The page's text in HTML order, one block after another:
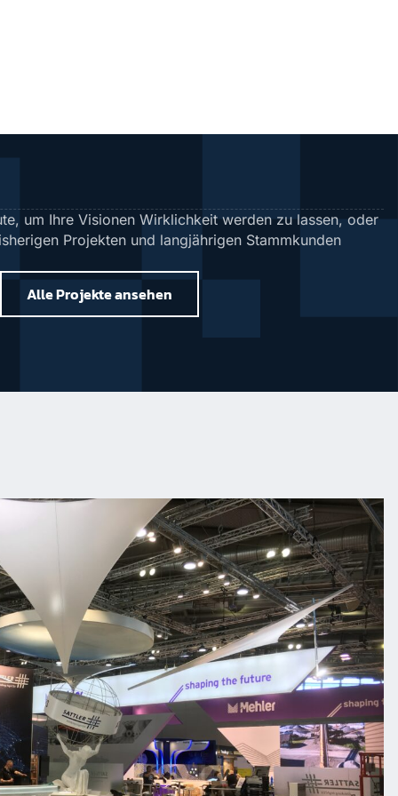
um Ihre Visionen Wirklichkeit werden zu lassen, oder
Projekten und langjährigen Stammkunden
Alle Projekte ansehen